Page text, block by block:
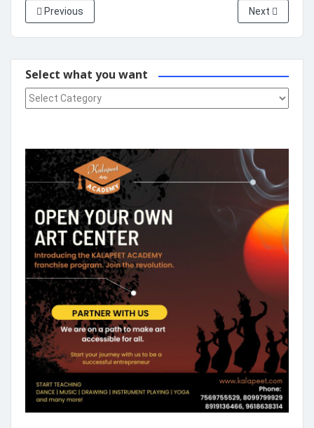
Previous Next
Select what you want
Select what you want